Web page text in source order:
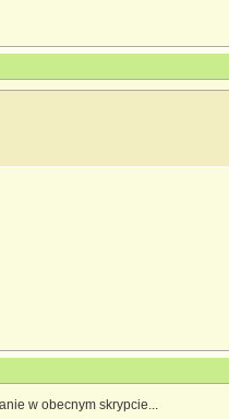
w obecnym skrypcie...